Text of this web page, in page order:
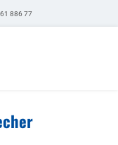
886 77